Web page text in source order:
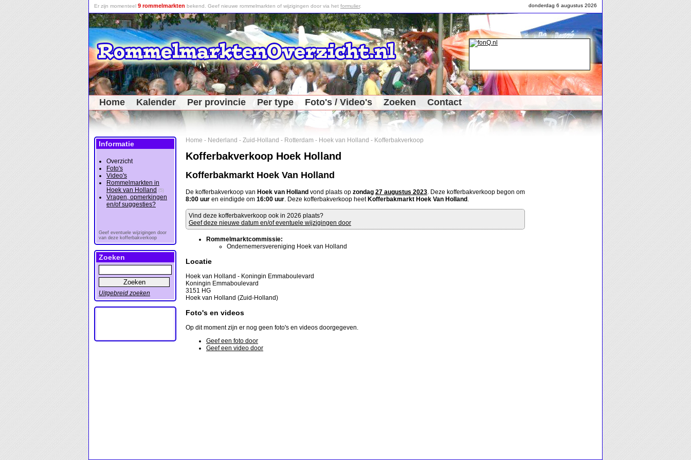
donderdag 6 augustus 2026
Er zijn momenteel 9 rommelmarkten bekend. Geef nieuwe rommelmarkten of wijzigingen door via het formulier.
Home Kalender Per provincie Per type Foto's / Video's Zoeken Contact
Home - Nederland - Zuid-Holland - Rotterdam - Hoek van Holland - Kofferbakverkoop
Kofferbakverkoop Hoek Holland
Kofferbakmarkt Hoek Van Holland
De kofferbakverkoop van Hoek van Holland vond plaats op zondag 27 augustus 2023. Deze kofferbakverkoop begon om
8:00 uur en eindigde om 16:00 uur. Deze kofferbakverkoop heet Kofferbakmarkt Hoek Van Holland .
Vind deze kofferbakverkoop ook in 2026 plaats?
Geef deze nieuwe datum en/of eventuele wijzigingen door
Rommelmarktcommissie:
Ondernemersvereniging Hoek van Holland
Locatie
Hoek van Holland - Koningin Emmaboulevard
Koningin Emmaboulevard
3151 HG
Hoek van Holland (Zuid-Holland)
Foto's en videos
Op dit moment zijn er nog geen foto's en videos doorgegeven.
Geef een foto door
Geef een video door
Informatie
Overzicht
Foto's
Video's
Rommelmarkten in
Hoek van Holland (5)
Vragen, opmerkingen
en/of suggesties?
Geef eventuele wijzigingen door
van deze kofferbakverkoop
Zoeken
Uitgebreid zoeken